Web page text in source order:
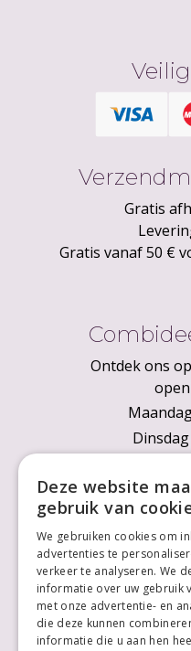
Gratis
Gratis vanaf 50 €
Ontdek ons
Dinsdag
Vrijdag
Zaterdag
Zondag
Deze website
gebruik van
We gebruiken cookies om
advertenties te
verkeer te analyseren. We
informatie over uw gebruik
met onze advertentie- en
die deze kunnen
informatie die u aan hen